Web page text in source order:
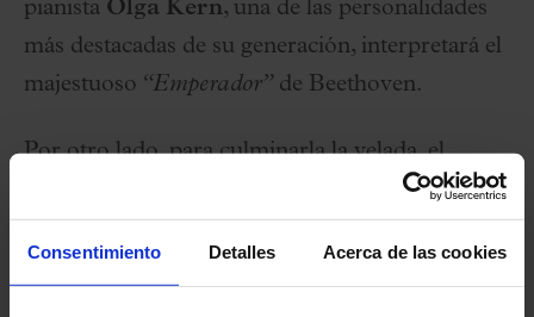
Consentimiento Detalles Acerca de las cookies
pianista Olga Kern, una de las personalidades
más destacadas de su generación, interpretará el
majestuoso “Emperador” de Beethoven.
Por otro lado, para culminarla la velada, el
Carlos Miguel
Prietonos hará descubrir el ritmo y colores del
gran sinfonismo americano.